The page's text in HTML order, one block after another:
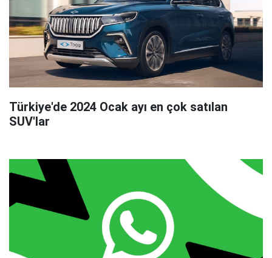
Türkiye'de 2024 Ocak ayı en çok satılan
SUV'lar